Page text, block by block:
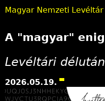
e
l
n
Magyar Nemzeti Levéltár
A "magyar"
Levéltári délután
2026.05.19.